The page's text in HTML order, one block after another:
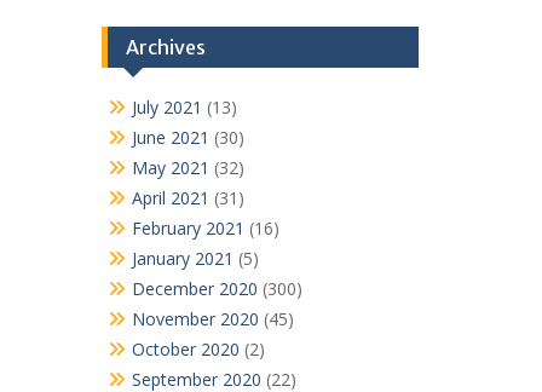
Archives
July 2021 (13)
June 2021 (30)
May 2021 (32)
April 2021 (31)
February 2021 (16)
January 2021 (5)
December 2020 (300)
November 2020 (45)
October 2020 (2)
September 2020 (22)